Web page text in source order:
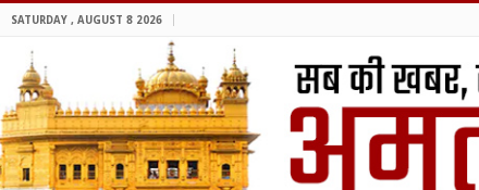
SATURDAY , AUGUST 8 2026